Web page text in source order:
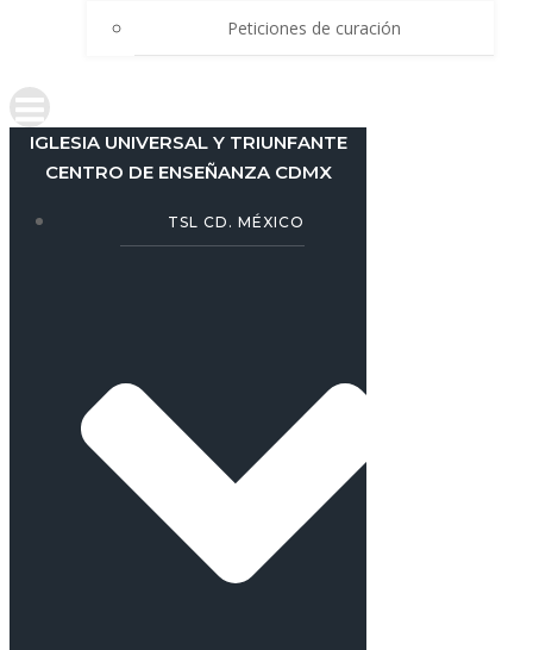
Peticiones de curación
IGLESIA UNIVERSAL Y TRIUNFANTE
CENTRO DE ENSEÑANZA CDMX
TSL CD. MÉXICO